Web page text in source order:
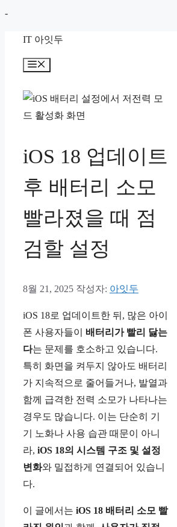
-컨
IT 아잇두
뉴
iOS 18 업데이트
후 배터리 소모
빨라졌을 때 점
검할 설정
8월 21, 2025 작성자: 아잇두
iOS 18로 업데이트한 뒤, 많은 아이
폰 사용자들이 배터리가 빨리 닳는
다는 문제를 호소하고 있습니다.
특히 화면을 켜두지 않아도 배터리
가 지속적으로 줄어들거나, 발열과
함께 급격한 전력 소모가 나타나는
경우도 많습니다. 이는 단순히 기
기 노화나 사용 습관 때문이 아니
라, iOS 18의 시스템 구조 및 설정
변화와 밀접하게 연결되어 있습니
다.
이 글에서는 iOS 18 배터리 소모 빨